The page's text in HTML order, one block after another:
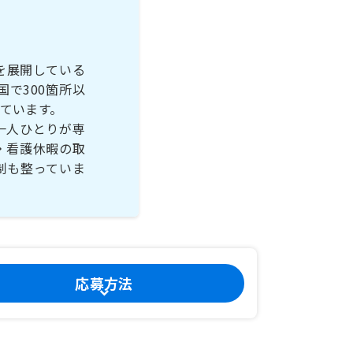
開している
で300箇所以
ます。
人ひとりが専
看護休暇の取
も整っていま
応募方法